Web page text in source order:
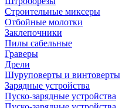
Строительные миксеры
Отбойные молотки
Заклепочники
Пилы сабельные
Граверы
Дрели
Шуруповерты и винтоверты
Зарядные устройства
Пуско-зарядные устройства